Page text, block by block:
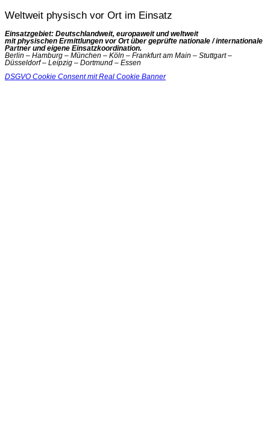
Weltweit physisch vor Ort im Einsatz
Einsatzgebiet: Deutschlandweit, europaweit und weltweit
mit physischen Ermittlungen vor Ort über geprüfte nationale / internationale
Partner und eigene Einsatzkoordination.
Berlin – Hamburg – München – Köln – Frankfurt am Main – Stuttgart –
Düsseldorf – Leipzig – Dortmund – Essen
DSGVO Cookie Consent mit Real Cookie Banner